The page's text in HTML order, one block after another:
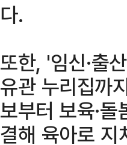
다.
또한, '임신·출
유관 누리집까
보부터 보육·
결해 육아로 지